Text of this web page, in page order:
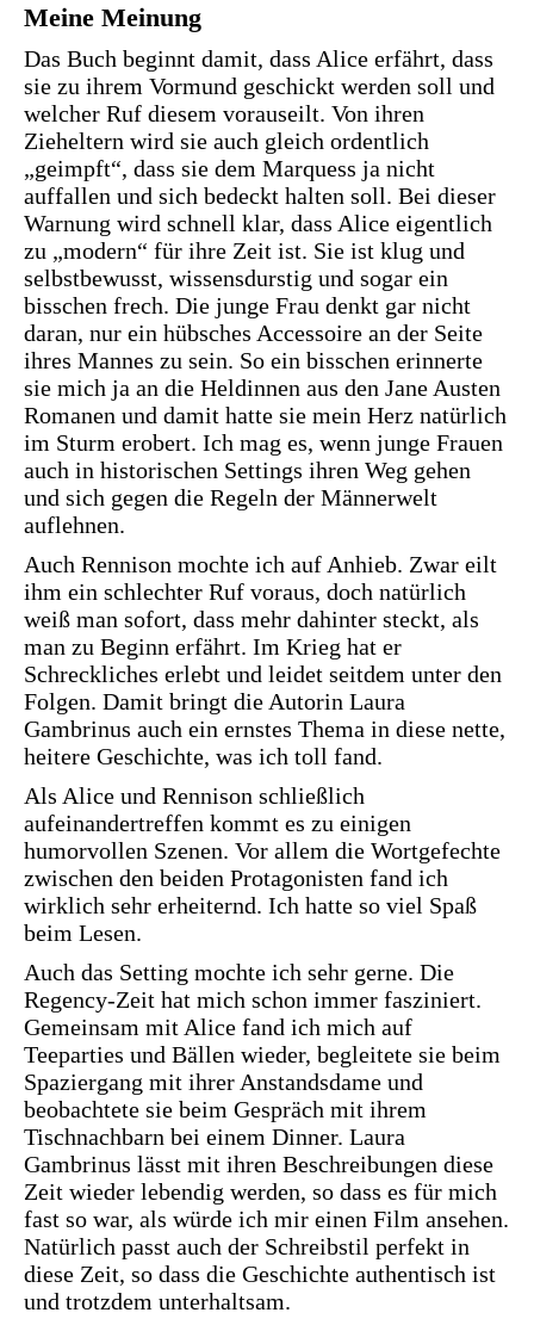
Meine Meinung
Das Buch beginnt damit, dass Alice erfährt, dass
sie zu ihrem Vormund geschickt werden soll und
welcher Ruf diesem vorauseilt. Von ihren
Zieheltern wird sie auch gleich ordentlich
„geimpft“, dass sie dem Marquess ja nicht
auffallen und sich bedeckt halten soll. Bei dieser
Warnung wird schnell klar, dass Alice eigentlich
zu „modern“ für ihre Zeit ist. Sie ist klug und
selbstbewusst, wissensdurstig und sogar ein
bisschen frech. Die junge Frau denkt gar nicht
daran, nur ein hübsches Accessoire an der Seite
ihres Mannes zu sein. So ein bisschen erinnerte
sie mich ja an die Heldinnen aus den Jane Austen
Romanen und damit hatte sie mein Herz natürlich
im Sturm erobert. Ich mag es, wenn junge Frauen
auch in historischen Settings ihren Weg gehen
und sich gegen die Regeln der Männerwelt
auflehnen.
Auch Rennison mochte ich auf Anhieb. Zwar eilt
ihm ein schlechter Ruf voraus, doch natürlich
weiß man sofort, dass mehr dahinter steckt, als
man zu Beginn erfährt. Im Krieg hat er
Schreckliches erlebt und leidet seitdem unter den
Folgen. Damit bringt die Autorin Laura
Gambrinus auch ein ernstes Thema in diese nette,
heitere Geschichte, was ich toll fand.
Als Alice und Rennison schließlich
aufeinandertreffen kommt es zu einigen
humorvollen Szenen. Vor allem die Wortgefechte
zwischen den beiden Protagonisten fand ich
wirklich sehr erheiternd. Ich hatte so viel Spaß
beim Lesen.
Auch das Setting mochte ich sehr gerne. Die
Regency-Zeit hat mich schon immer fasziniert.
Gemeinsam mit Alice fand ich mich auf
Teeparties und Bällen wieder, begleitete sie beim
Spaziergang mit ihrer Anstandsdame und
beobachtete sie beim Gespräch mit ihrem
Tischnachbarn bei einem Dinner. Laura
Gambrinus lässt mit ihren Beschreibungen diese
Zeit wieder lebendig werden, so dass es für mich
fast so war, als würde ich mir einen Film ansehen.
Natürlich passt auch der Schreibstil perfekt in
diese Zeit, so dass die Geschichte authentisch ist
und trotzdem unterhaltsam.